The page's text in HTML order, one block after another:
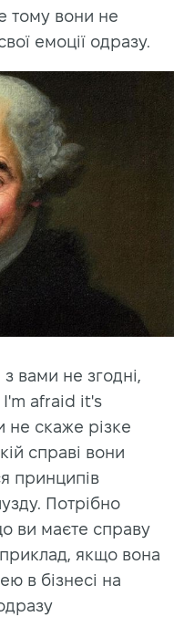
тому вони не
емоції одразу.
вами не згодні,
I'm afraid it's
не скаже різке
справі вони
принципів
Потрібно
ви маєте справу
якщо вона
в бізнесі на